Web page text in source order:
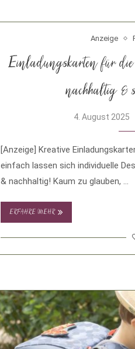
Anzeige
Einladungskarten für
nachhaltig &
4. August 2025
[Anzeige] Kreative
einfach lassen sich individuelle
& nachhaltig! Kaum zu glauben, …
ERFAHRE MEHR